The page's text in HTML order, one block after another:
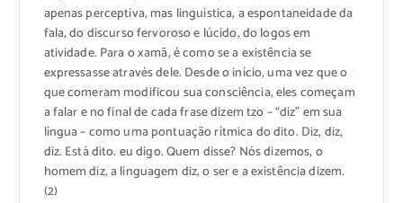
apenas perceptiva, mas linguística, a espontaneidade da
fala, do discurso fervoroso e lúcido, do logos em
atividade. Para o xamã, é como se a existência se
expressasse através dele. Desde o início, uma vez que o
que comeram modificou sua consciência, eles começam
a falar e no final de cada frase dizem tzo – “diz” em sua
língua – como uma pontuação rítmica do dito. Diz, diz,
diz. Está dito. eu digo. Quem disse? Nós dizemos, o
homem diz, a linguagem diz, o ser e a existência dizem.
(2)